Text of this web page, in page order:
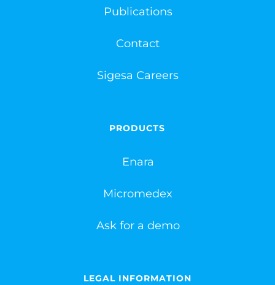
Publications
Contact
Sigesa Careers
PRODUCTS
Enara
Micromedex
Ask for a demo
LEGAL INFORMATION